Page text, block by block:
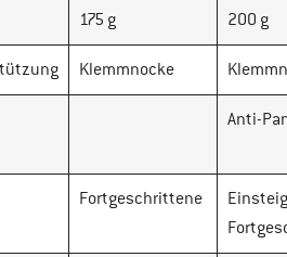
175 g 200 g
Klemmnocke
Anti-
Fortgeschrittene